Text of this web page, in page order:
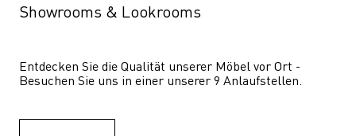
Showrooms & Lookrooms
Entdecken Sie die Qualität unserer Möbel vor Ort -
Besuchen Sie uns in einer unserer 9 Anlaufstellen.